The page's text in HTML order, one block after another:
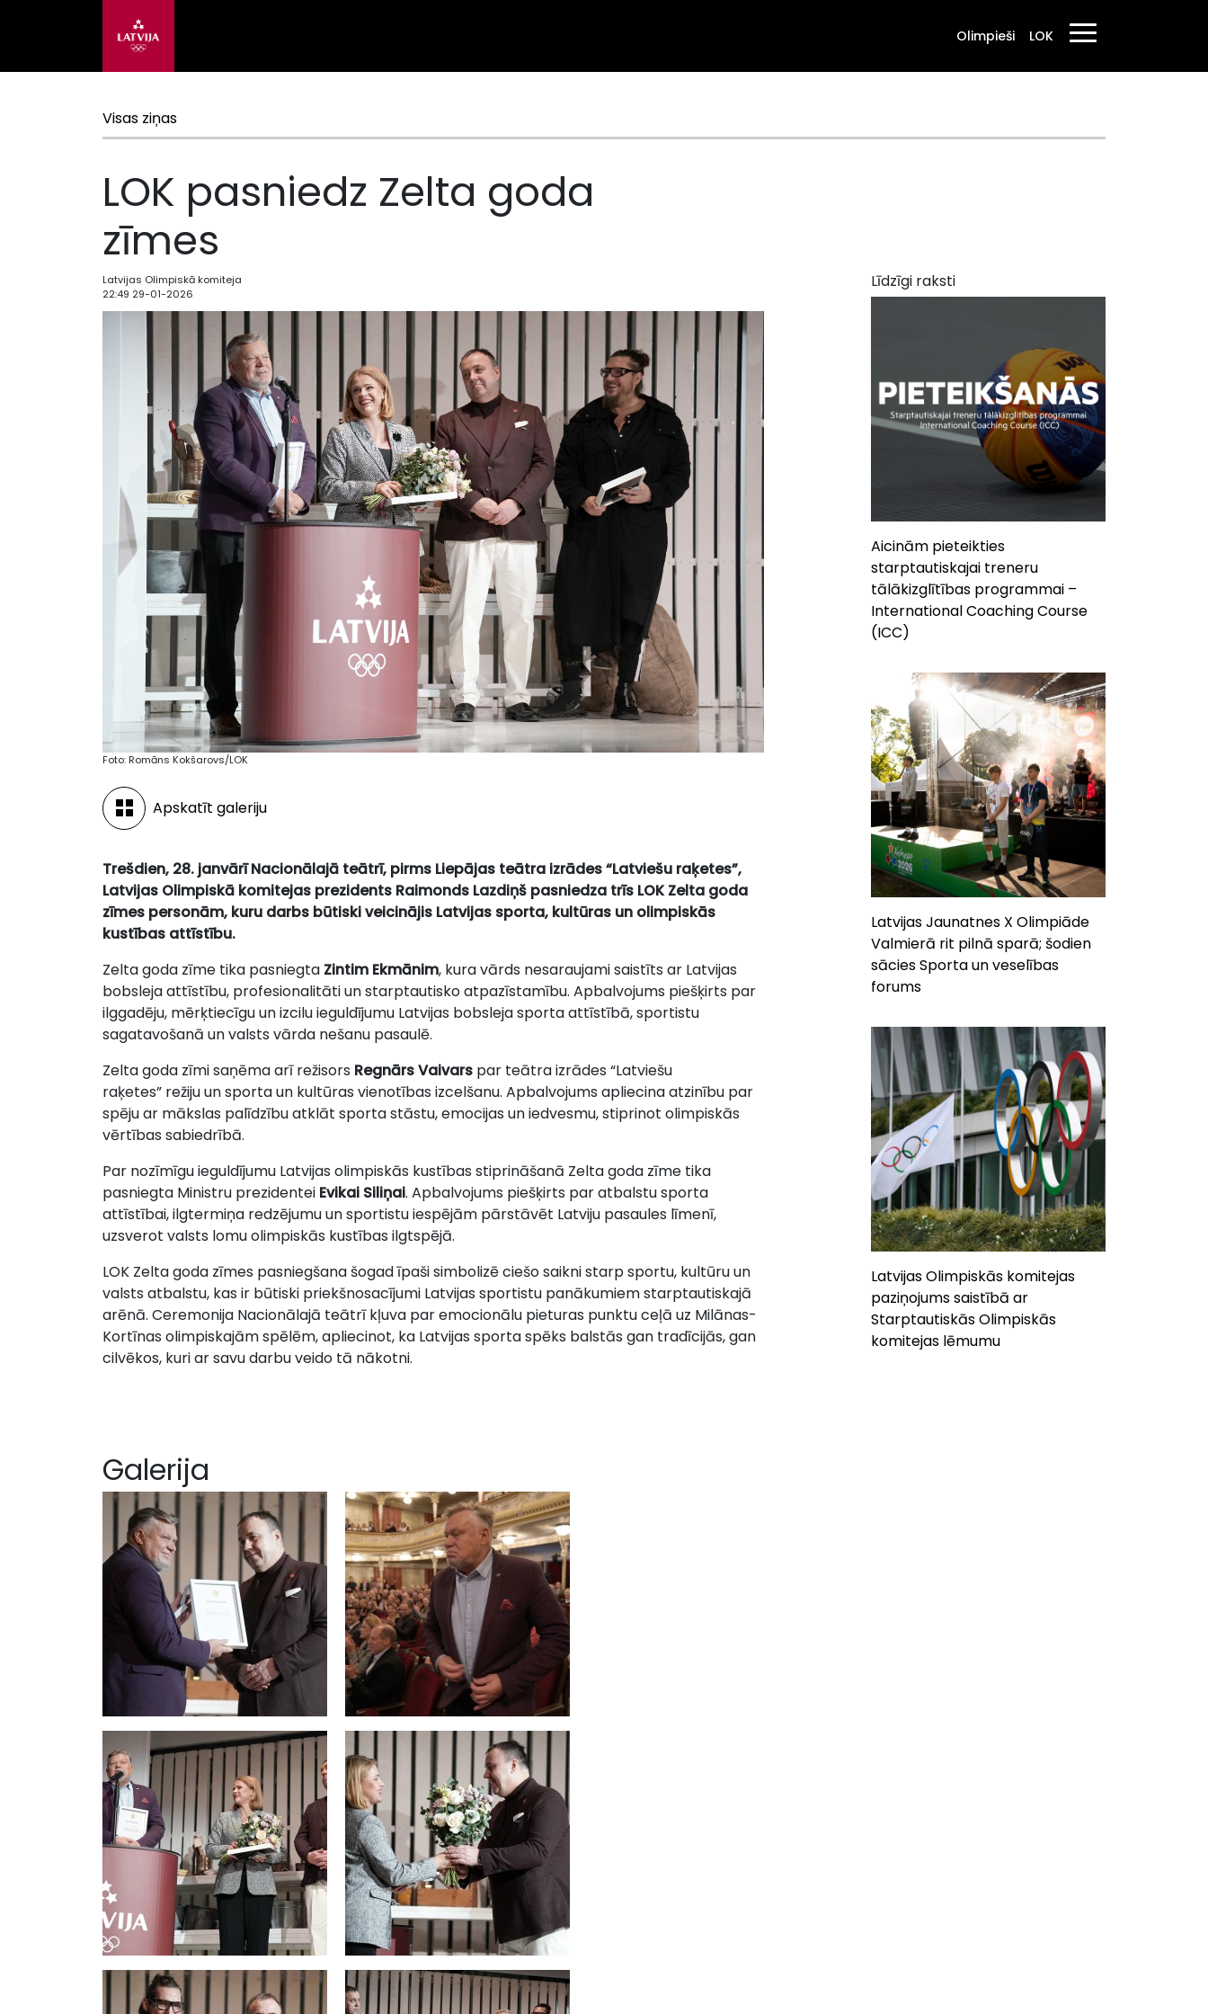
Olimpieši LOK
Visas ziņas
LOK pasniedz Zelta goda
zīmes
Latvijas Olimpiskā komiteja
22:49 29-01-2026
Foto: Romāns Kokšarovs/LOK
Apskatīt galeriju
Trešdien, 28. janvārī Nacionālajā teātrī, pirms Liepājas teātra izrādes “Latviešu raķetes”,
Latvijas Olimpiskā komitejas prezidents Raimonds Lazdiņš pasniedza trīs LOK Zelta goda
zīmes personām, kuru darbs būtiski veicinājis Latvijas sporta, kultūras un olimpiskās
kustības attīstību.
Zelta goda zīme tika pasniegta Zintim Ekmānim, kura vārds nesaraujami saistīts ar Latvijas
bobsleja attīstību, profesionalitāti un starptautisko atpazīstamību. Apbalvojums piešķirts par
ilggadēju, mērķtiecīgu un izcilu ieguldījumu Latvijas bobsleja sporta attīstībā, sportistu
sagatavošanā un valsts vārda nešanu pasaulē.
Zelta goda zīmi saņēma arī režisors Regnārs Vaivars par teātra izrādes “Latviešu
raķetes” režiju un sporta un kultūras vienotības izcelšanu. Apbalvojums apliecina atzinību par
spēju ar mākslas palīdzību atklāt sporta stāstu, emocijas un iedvesmu, stiprinot olimpiskās
vērtības sabiedrībā.
Par nozīmīgu ieguldījumu Latvijas olimpiskās kustības stiprināšanā Zelta goda zīme tika
pasniegta Ministru prezidentei Evikai Siliņai. Apbalvojums piešķirts par atbalstu sporta
attīstībai, ilgtermiņa redzējumu un sportistu iespējām pārstāvēt Latviju pasaules līmenī,
uzsverot valsts lomu olimpiskās kustības ilgtspējā.
LOK Zelta goda zīmes pasniegšana šogad īpaši simbolizē ciešo saikni starp sportu, kultūru un
valsts atbalstu, kas ir būtiski priekšnosacījumi Latvijas sportistu panākumiem starptautiskajā
arēnā. Ceremonija Nacionālajā teātrī kļuva par emocionālu pieturas punktu ceļā uz Milānas-
Kortīnas olimpiskajām spēlēm, apliecinot, ka Latvijas sporta spēks balstās gan tradīcijās, gan
cilvēkos, kuri ar savu darbu veido tā nākotni.
Galerija
Līdzīgi raksti
Aicinām pieteikties
starptautiskajai treneru
tālākizglītības programmai –
International Coaching Course
(ICC)
Latvijas Jaunatnes X Olimpiāde
Valmierā rit pilnā sparā; šodien
sācies Sporta un veselības
forums
Latvijas Olimpiskās komitejas
paziņojums saistībā ar
Starptautiskās Olimpiskās
komitejas lēmumu